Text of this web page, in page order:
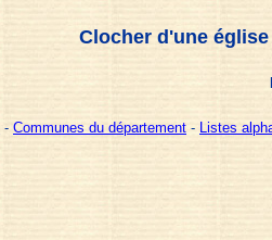
Clocher d'une
- Communes du département - Listes